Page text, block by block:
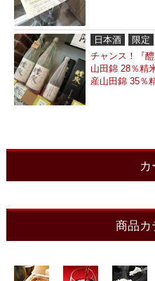
日本酒 限定
チャンス！『
山田錦 28％精
産山田錦 35％
カ
商品カ